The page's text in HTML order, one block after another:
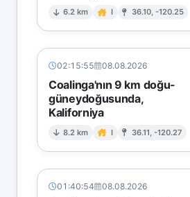
6.2 km I 36.10, -120.25
02:15:55 08.08.2026
Coalinga'nın 9 km doğu-
güneydoğusunda,
Kaliforniya
8.2 km I 36.11, -120.27
01:40:54 08.08.2026